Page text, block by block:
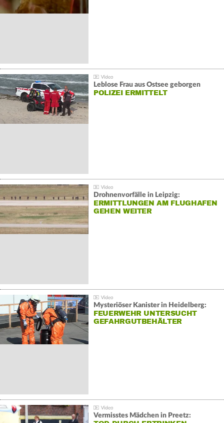
Leblose Frau aus Ostsee geborgen
POLIZEI ERMITTELT
Drohnenvorfälle in Leipzig:
ERMITTLUNGEN AM FLUGHAFEN
GEHEN WEITER
Mysteriöser Kanister in Heidelberg:
FEUERWEHR UNTERSUCHT
GEFAHRGUTBEHÄLTER
Vermisstes Mädchen in Preetz: